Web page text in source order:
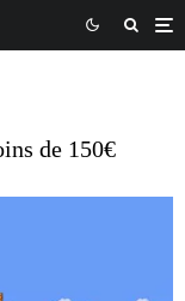
de 150€